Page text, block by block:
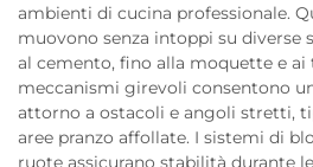
ambienti di cucina professionale.
muovono senza intoppi su diverse
al cemento, fino alla moquette e
meccanismi girevoli consentono
attorno a ostacoli e angoli stretti,
aree pranzo affollate. I sistemi di
ruote assicurano stabilità durante